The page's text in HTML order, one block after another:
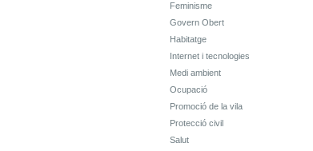
Feminisme
Govern Obert
Habitatge
Internet i tecnologies
Medi ambient
Ocupació
Promoció de la vila
Protecció civil
Salut